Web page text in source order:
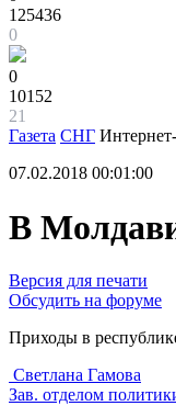
125436
0
0
10152
21
Газета СНГ
07.02.2018 00:01:00
В
Версия для печати
Обсудить на форуме
Приходы в
Светлана Гамова
Зав. отделом